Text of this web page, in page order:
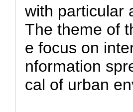
with particular
The theme of
e focus on
nformation
cal of urban